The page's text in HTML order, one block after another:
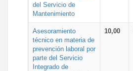
del Servicio de
Mantenimiento
Asesoramiento
técnico en materia de
prevención laboral por
parte del Servicio
Integrado de
10,00